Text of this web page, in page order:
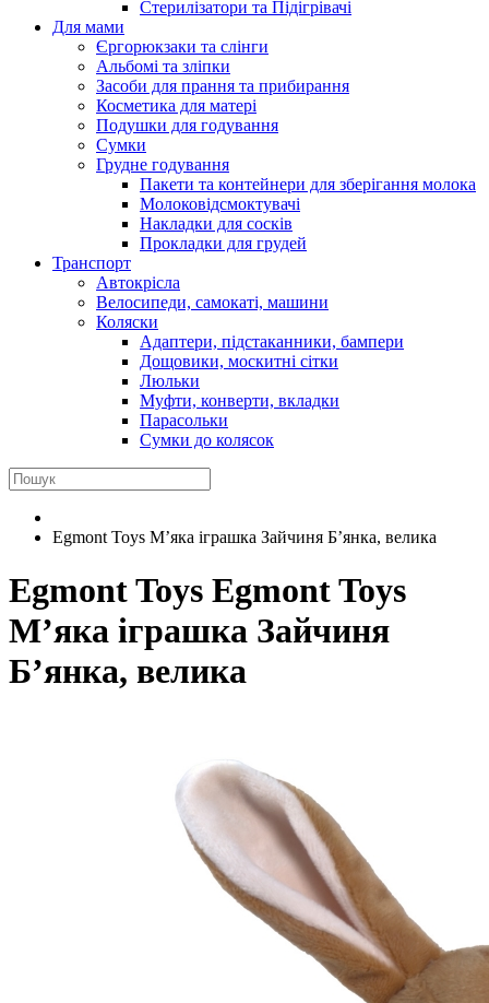
Стерилізатори та Підігрівачі
Для мами
Єргорюкзаки та слінги
Альбомі та зліпки
Засоби для прання та прибирання
Косметика для матері
Подушки для годування
Сумки
Грудне годування
Пакети та контейнери для зберігання молока
Молоковідсмоктувачі
Накладки для сосків
Прокладки для грудей
Транспорт
Автокрісла
Велосипеди, самокаті, машини
Коляски
Адаптери, підстаканники, бампери
Дощовики, москитні сітки
Люльки
Муфти, конверти, вкладки
Парасольки
Сумки до колясок
Egmont Toys М’яка іграшка Зайчиня Б’янка, велика
Egmont Toys Egmont Toys
М’яка іграшка Зайчиня
Б’янка, велика